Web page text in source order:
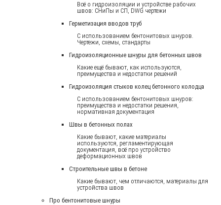
Всё о гидроизоляции и устройстве рабочих
швов: СНиПы и СП, DWG чертежи
Герметизация вводов труб
С использованием бентонитовых шнуров.
Чертежи, схемы, стандарты
Гидроизоляционные шнуры для бетонных швов
Какие ещё бывают, как используются,
преимущества и недостатки решений
Гидроизоляция стыков колец бетонного колодца
С использованием бентонитовых шнуров:
преимущества и недостатки решения,
нормативная документация
Швы в бетонных полах
Какие бывают, какие материалы
используются, регламентирующая
документация, всё про устройство
деформационных швов
Строительные швы в бетоне
Какие бывают, чем отличаются, материалы для
устройства швов
Про бентонитовые шнуры